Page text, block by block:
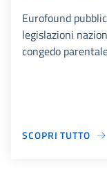
Eurofound
legislazioni
congedo
SCOPRI TUTTO